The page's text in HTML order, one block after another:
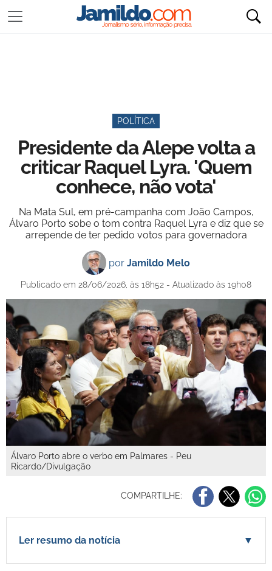
POLÍTICA
Presidente da Alepe volta a
criticar Raquel Lyra. 'Quem
conhece, não vota'
Na Mata Sul, em pré-campanha com João Campos,
Álvaro Porto sobe o tom contra Raquel Lyra e diz que se
arrepende de ter pedido votos para governadora
por Jamildo Melo
Publicado em 28/06/2026, às 18h52 - Atualizado às 19h08
Álvaro Porto abre o verbo em Palmares - Peu
Ricardo/Divulgação
COMPARTILHE:
Ler resumo da notícia ▼